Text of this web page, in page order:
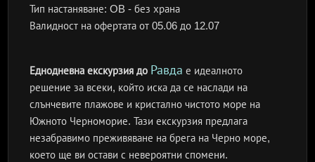
Тип настаняване:OB - без храна
Валидност на офертатаот 05.06 до 12.07
Еднодневна екскурзия до Равда е идеалното
решение за всеки, който иска да се наслади на
слънчевите плажове и кристално чистото море на
Южното Черноморие. Тази екскурзия предлага
незабравимо преживяване на брега на Черно море,
което ще ви остави с невероятни спомени.